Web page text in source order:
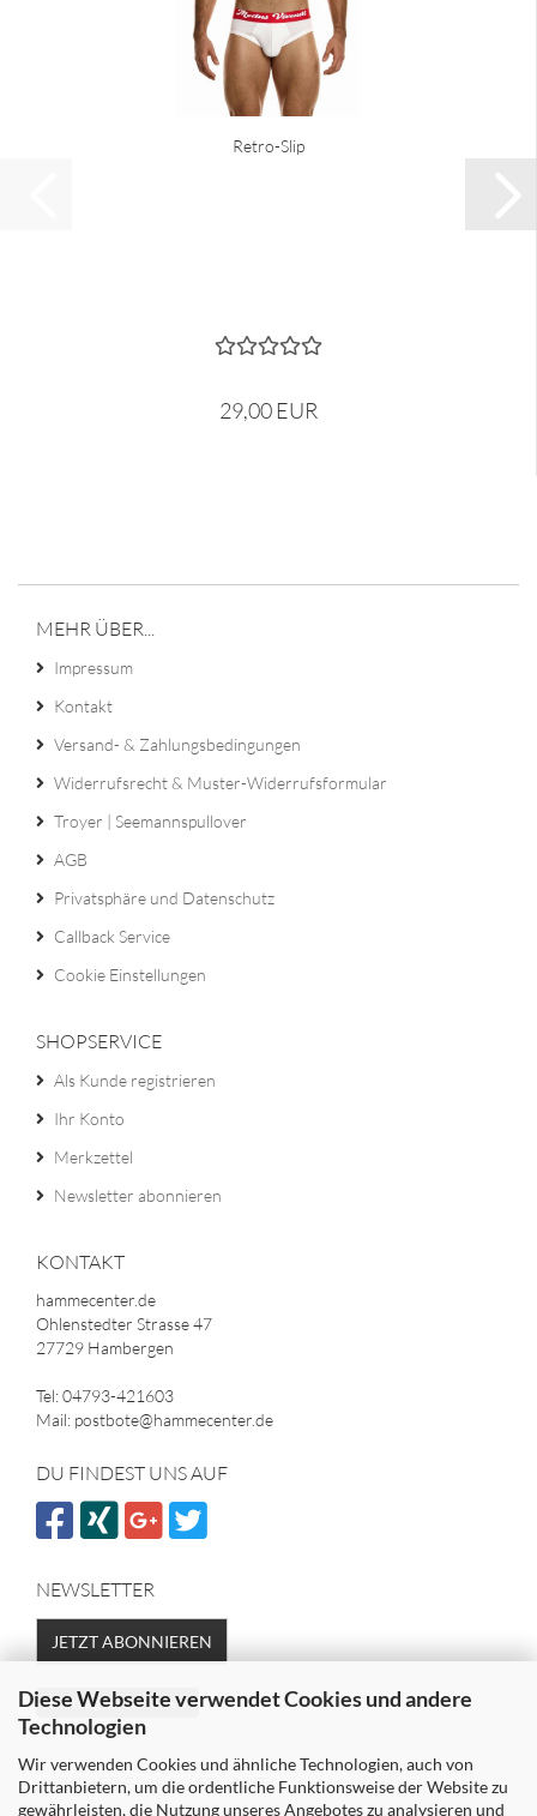
Diese Webseite verwendet Cookies und andere
Technologien
Wir verwenden Cookies und ähnliche Technologien, auch von
Drittanbietern, um die ordentliche Funktionsweise der Website zu
gewährleisten, die Nutzung unseres Angebotes zu analysieren und
Retro-Slip
29,00 EUR
MEHR ÜBER...
Impressum
Kontakt
Versand- & Zahlungsbedingungen
Widerrufsrecht & Muster-Widerrufsformular
Troyer | Seemannspullover
AGB
Privatsphäre und Datenschutz
Callback Service
Cookie Einstellungen
SHOPSERVICE
Als Kunde registrieren
Ihr Konto
Merkzettel
Newsletter abonnieren
KONTAKT
hammecenter.de
Ohlenstedter Strasse 47
27729 Hambergen
Tel: 04793-421603
Mail: postbote@hammecenter.de
DU FINDEST UNS AUF
NEWSLETTER
JETZT ABONNIEREN
Vertrag widerrufen
SICHER EINKAUFEN MIT